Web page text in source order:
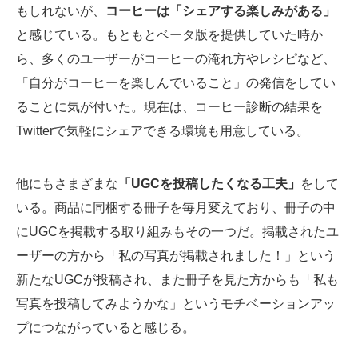
もしれないが、
コーヒーは「シェアする楽しみがある」
と感じている。もともとベータ版を提供していた時か
ら、多くのユーザーがコーヒーの淹れ方やレシピなど、
「自分がコーヒーを楽しんでいること」の発信をしてい
ることに気が付いた。現在は、コーヒー診断の結果を
Twitterで気軽にシェアできる環境も用意している。
他にもさまざまな 「UGCを投稿したくなる工夫」
をして
いる。商品に同梱する冊子を毎月変えており、冊子の中
にUGCを掲載する取り組みもその一つだ。掲載されたユ
ーザーの方から「私の写真が掲載されました！」という
新たなUGCが投稿され、また冊子を見た方からも「私も
写真を投稿してみようかな」というモチベーションアッ
プにつながっていると感じる。